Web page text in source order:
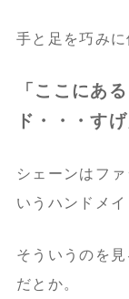
手と足を巧み
「ここにあ
ド・・・す
シェーンはフ
いうハンドメ
そういうのを
だとか。